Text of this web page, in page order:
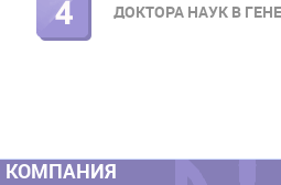
ДОКТОРА НАУК В
КОМПАНИЯ